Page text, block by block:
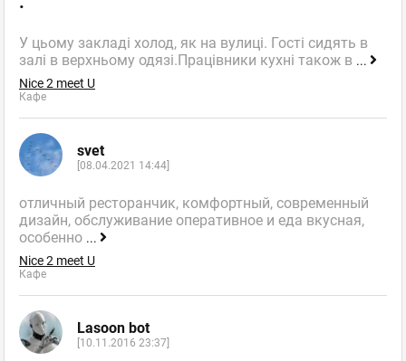
У цьому закладі холод, як на вулиці. Гості сидять в
залі в верхньому одязі.Працівники кухні також в ...
Nice 2 meet U
Кафе
svet
[08.04.2021 14:44]
отличный ресторанчик, комфортный, современный
дизайн, обслуживание оперативное и еда вкусная,
особенно ...
Nice 2 meet U
Кафе
Lasoon bot
[10.11.2016 23:37]